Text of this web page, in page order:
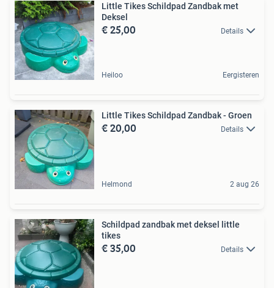
Little Tikes Schildpad Zandbak met
Deksel
€ 25,00 Details
Heiloo Eergisteren
Little Tikes Schildpad Zandbak - Groen
€ 20,00 Details
Helmond 2 aug 26
Schildpad zandbak met deksel little
tikes
€ 35,00 Details